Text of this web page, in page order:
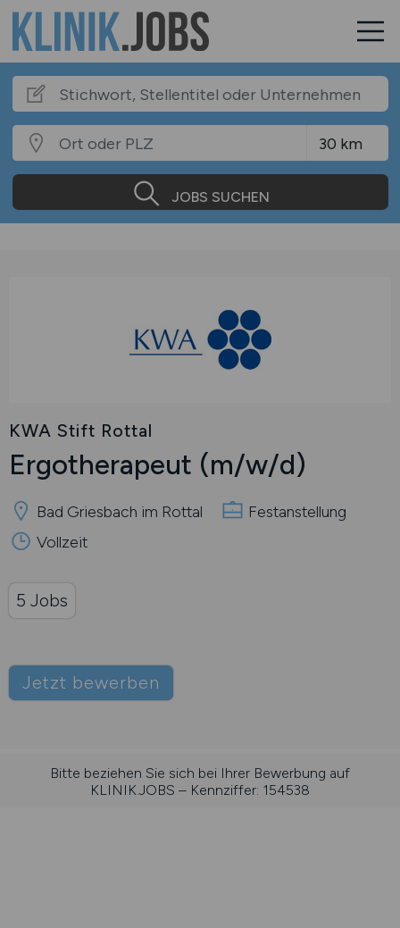
JOBS SUCHEN
KWA Stift Rottal
Ergotherapeut (m/w/d)
Bad Griesbach im Rottal
Festanstellung
Vollzeit
Jetzt bewerben
5 Jobs
Bitte beziehen Sie sich bei Ihrer Bewerbung auf
KLINIK.JOBS – Kennziffer: 154538